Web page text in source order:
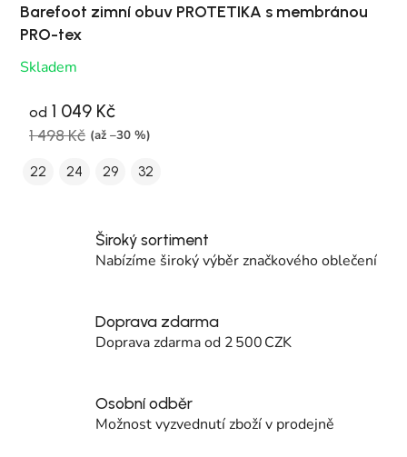
Barefoot zimní obuv PROTETIKA s membránou
PRO-tex
Skladem
od 1 049 Kč
1 498 Kč (až –30 %)
22 24 29 32
Široký sortiment
Nabízíme široký výběr značkového oblečení
Doprava zdarma
Doprava zdarma od 2 500 CZK
Osobní odběr
Možnost vyzvednutí zboží v prodejně